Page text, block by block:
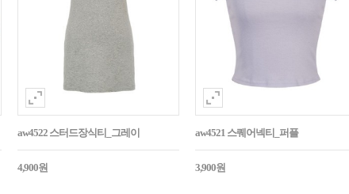
aw4522 스터드장식티_그레이
4,900원
aw4521 스퀘어넥티_퍼플
3,900원